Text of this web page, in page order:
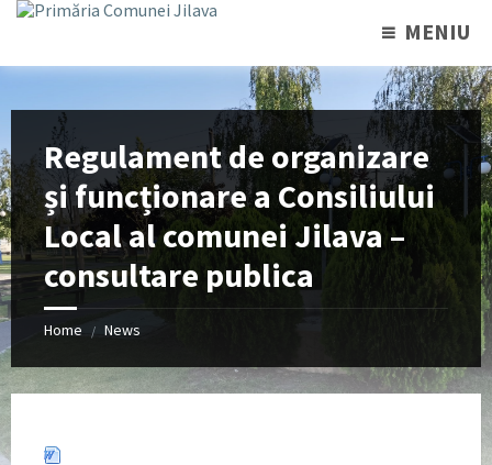
MENIU
Regulament de organizare
și funcționare a Consiliului
Local al comunei Jilava –
consultare publica
Home / News